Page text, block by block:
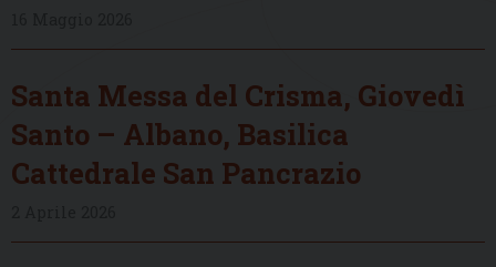
Santa Messa del Crisma, Giovedì
Santo – Albano, Basilica
Cattedrale San Pancrazio